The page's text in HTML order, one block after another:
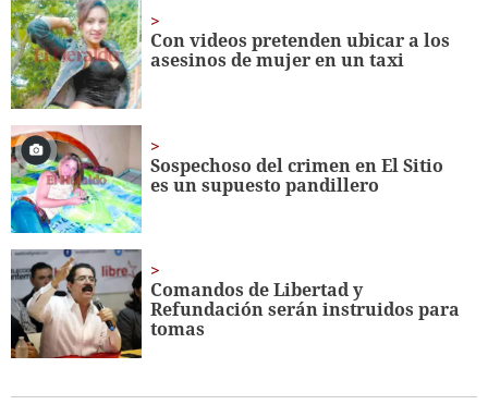
3
minutes,
9
seconds
Con videos pretenden ubicar a los
asesinos de mujer en un taxi
Sospechoso del crimen en El Sitio
es un supuesto pandillero
Comandos de Libertad y
Refundación serán instruidos para
tomas